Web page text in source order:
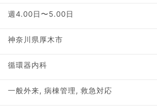
週4.00日〜5.00日
神奈川県厚木市
循環器内科
一般外来, 病棟管理, 救急対応